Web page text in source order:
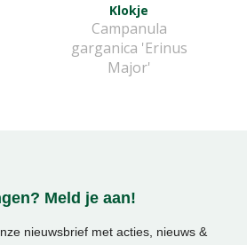
Klokje
Campanula
garganica 'Erinus
Major'
Meld je aan!
nieuwsbrief met acties, nieuws &